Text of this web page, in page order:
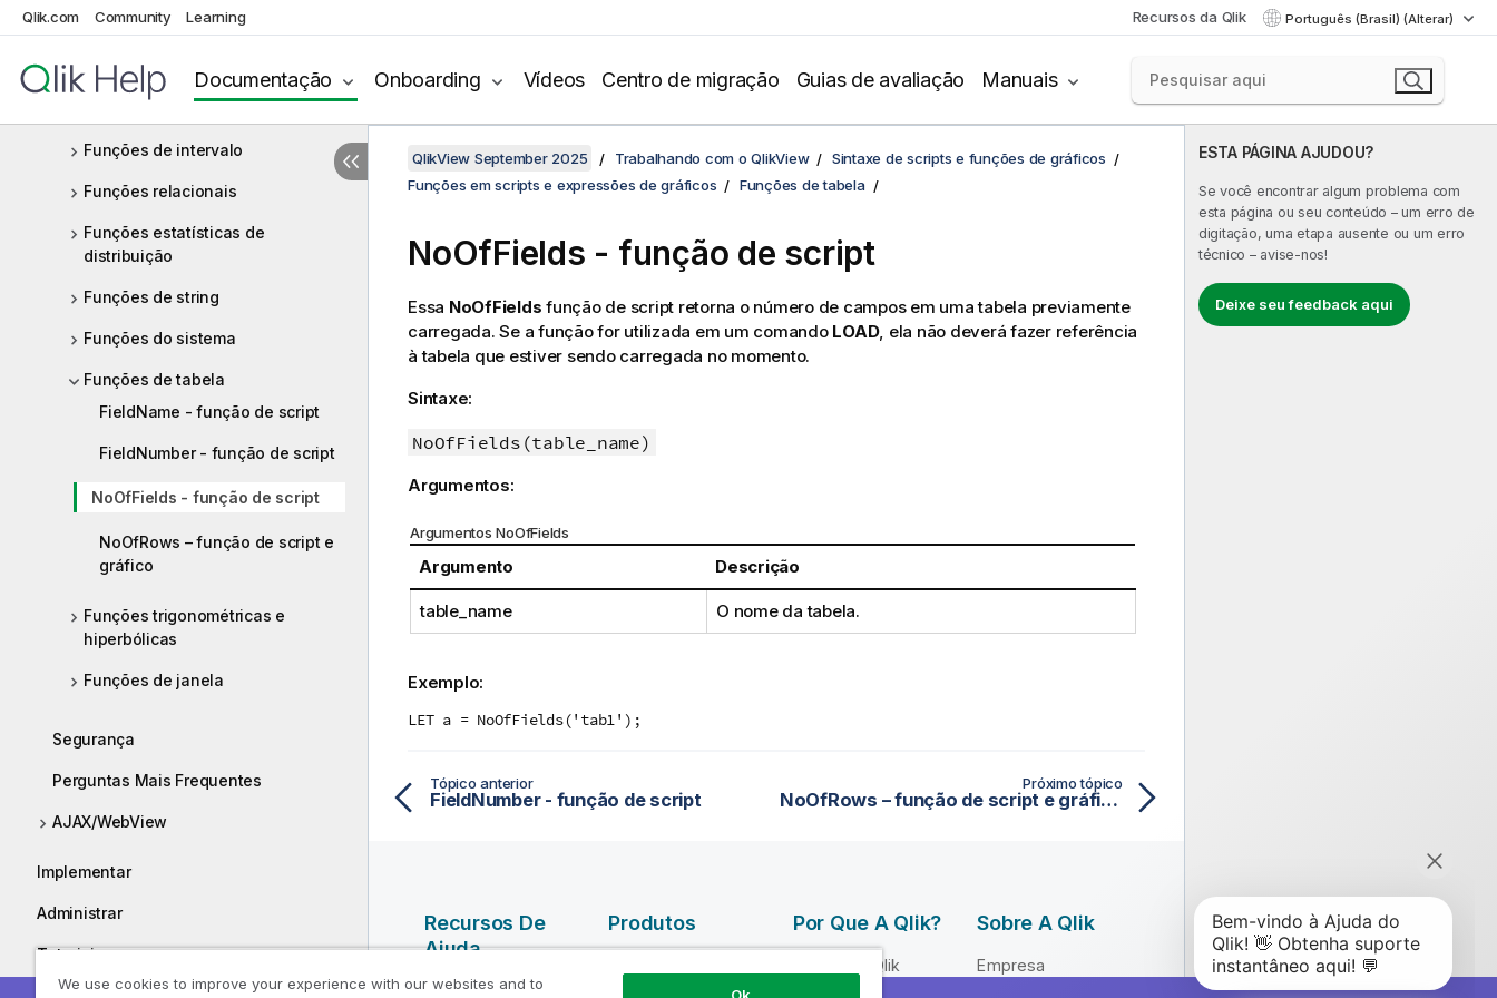
Qlik.com Community Learning Recursos da Qlik Português (Brasil) (Alterar)
Documentação Onboarding Vídeos Centro de migração Guias de avaliação Manuais
Funções de mapeamento
Funções matemáticas
Funções de intervalo
Funções relacionais
Funções estatísticas de
distribuição
Funções de string
Funções do sistema
Funções de tabela
FieldName - função de script
FieldNumber - função de script
NoOfFields - função de script
NoOfRows – função de script e
gráfico
Funções trigonométricas e
hiperbólicas
Funções de janela
Segurança
Perguntas Mais Frequentes
AJAX/WebView
Implementar
Administrar
Tutoriais
ESTA PÁGINA AJUDOU?
Se você encontrar algum problema com
esta página ou seu conteúdo – um erro de
digitação, uma etapa ausente ou um erro
técnico – avise-nos!
Deixe seu feedback aqui
QlikView September 2025 Trabalhando com o QlikView
Sintaxe de scripts e funções de gráficos
Funções em scripts e expressões de gráficos
Funções de tabela
NoOfFields - função de script
Essa NoOfFields função de script retorna o número de campos em uma tabela previamente
carregada. Se a função for utilizada em um comando LOAD, ela não deverá fazer referência
à tabela que estiver sendo carregada no momento.
Sintaxe:
NoOfFields(table_name)
Argumentos:
Argumentos NoOfFields
Argumento Descrição
table_name O nome da tabela.
Exemplo:
LET a = NoOfFields('tab1');
Tópico anterior
FieldNumber - função de script
Próximo tópico
NoOfRows – função de script e gráfico
Recursos De
Ajuda
Vídeos da Qlik
Produtos
INTEGRATION
Por Que A Qlik?
Por que a Qlik
Sobre A Qlik
Empresa
We use cookies to improve your experience with our websites and to